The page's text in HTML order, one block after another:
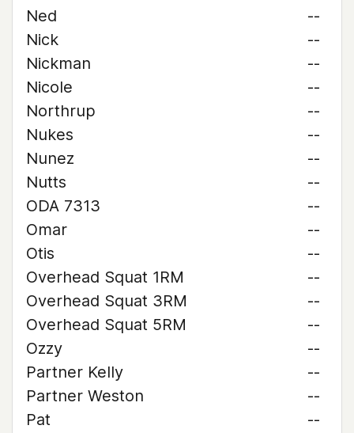
Ned
--
Nick
--
Nickman
--
Nicole
--
Northrup
--
Nukes
--
Nunez
--
Nutts
--
ODA 7313
--
Omar
--
Otis
--
Overhead Squat 1RM
--
Overhead Squat 3RM
--
Overhead Squat 5RM
--
Ozzy
--
Partner Kelly
--
Partner Weston
--
Pat
--